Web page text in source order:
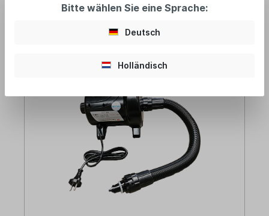
empfohlenes Zubehör
Bitte wählen Sie eine Sprache:
Deutsch
Holländisch